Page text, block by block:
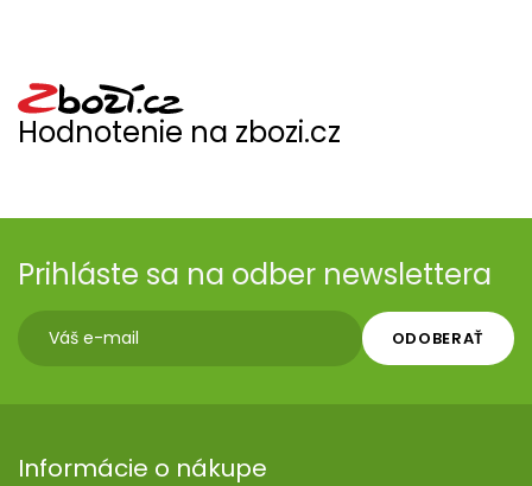
Hodnotenie na zbozi.cz
Prihláste sa na odber newslettera
ODOBERAŤ
Informácie o nákupe